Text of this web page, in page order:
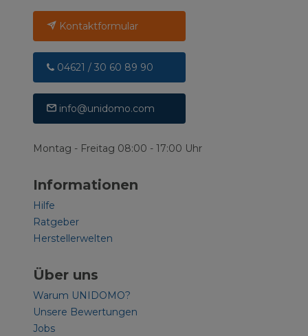
Kontaktformular
04621 / 30 60 89 90
info@unidomo.com
Montag - Freitag 08:00 - 17:00 Uhr
Informationen
Hilfe
Ratgeber
Herstellerwelten
Über uns
Warum UNIDOMO?
Unsere Bewertungen
Jobs